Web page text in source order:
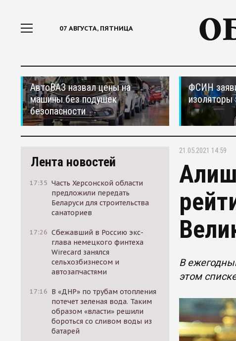
07 АВГУСТА, ПЯТНИЦА
АвтоВАЗ назвал цены на
машины без подушек
безопасности
ФСИН
изоляторы
Лента новостей
17:35 Часть Херсонской области
предложили передать
Беларуси для строительства
санаториев
17:26 Сбежавший в Россию экс-
глава немецкого финтеха
Wirecard занялся
сельхозбизнесом и
автозапчастями
17:16 В «ДНР» по трубам отопления
потечет зеленая вода. Таким
образом «власти» решили
бороться со сливом воды из
батарей
21.05.2021 14:59
В
этом